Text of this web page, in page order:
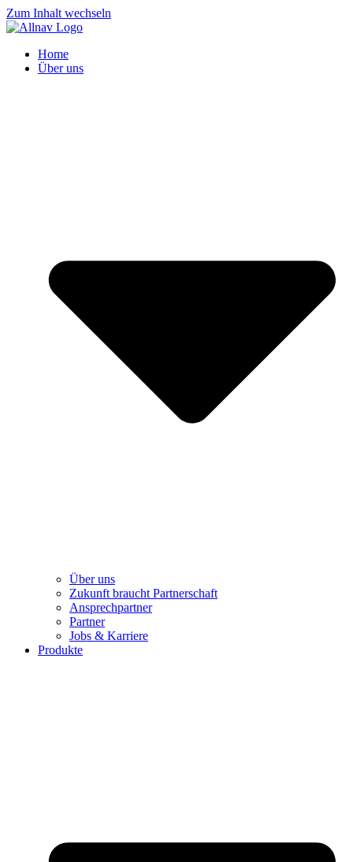
Zum Inhalt wechseln
Home
Über uns
Über uns
Zukunft braucht Partnerschaft
Ansprechpartner
Partner
Jobs & Karriere
Produkte